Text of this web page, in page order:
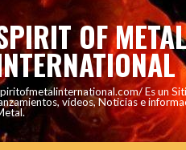
OF
Es un
vídeos, Noticias e